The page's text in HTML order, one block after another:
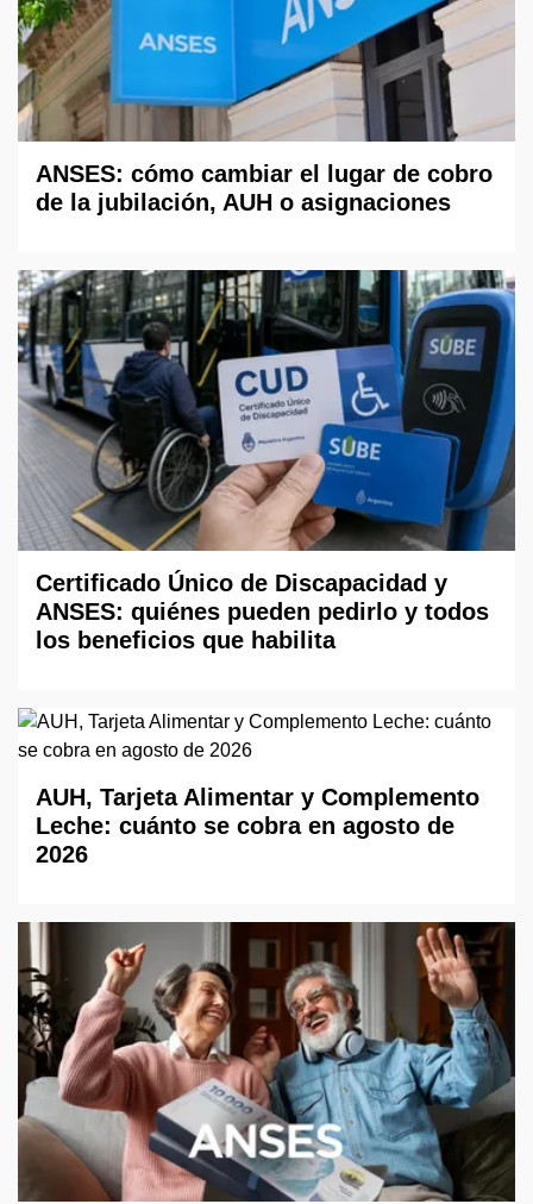
ANSES: cómo cambiar el lugar de cobro
de la jubilación, AUH o asignaciones
Certificado Único de Discapacidad y
ANSES: quiénes pueden pedirlo y todos
los beneficios que habilita
AUH, Tarjeta Alimentar y Complemento
Leche: cuánto se cobra en agosto de
2026